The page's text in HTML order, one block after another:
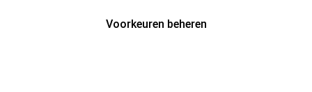
Voorkeuren beheren